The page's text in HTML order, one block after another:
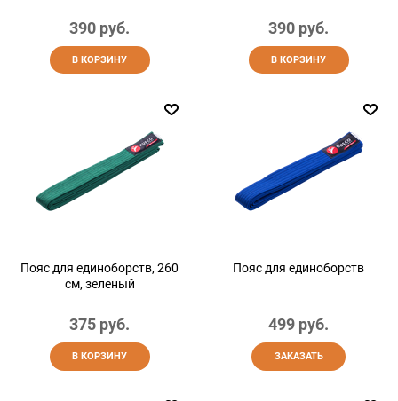
390 руб.
В КОРЗИНУ
390 руб.
В КОРЗИНУ
Пояс для единоборств, 260
см, зеленый
375 руб.
В КОРЗИНУ
Пояс для единоборств
499 руб.
ЗАКАЗАТЬ